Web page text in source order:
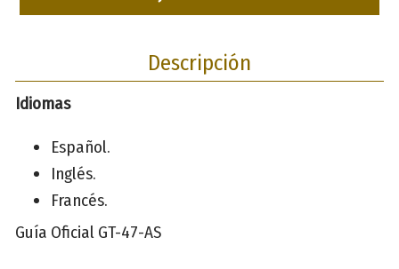
Descripción
Idiomas
Español.
Inglés.
Francés.
Guía Oficial GT-47-AS